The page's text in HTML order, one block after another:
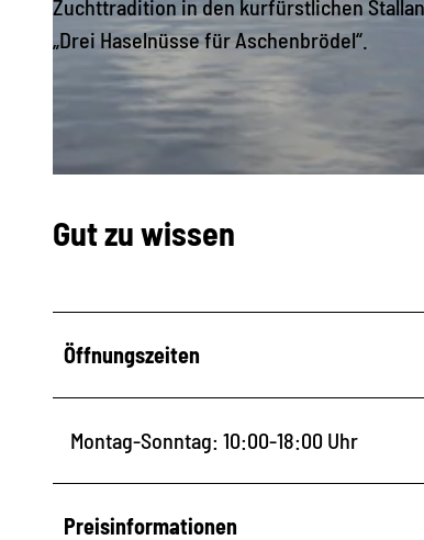
Zuchttradition in den kurfürstlichen
„Drei Haselnüsse für Aschenbrödel“.
Gut zu wissen
Öffnungszeiten
Montag-Sonntag: 10:00-18:00 Uhr
Preisinformationen